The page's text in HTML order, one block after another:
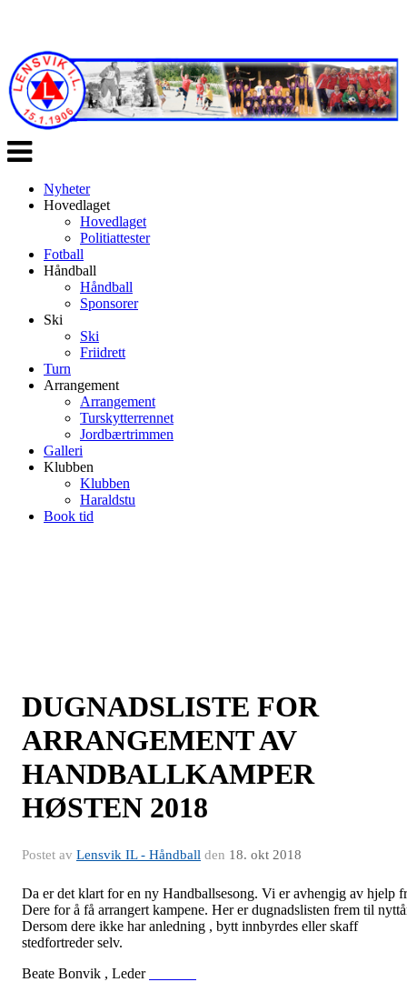
Veksle
navigasjon
Nyheter
Hovedlaget
Hovedlaget
Politiattester
Fotball
Håndball
Håndball
Sponsorer
Ski
Ski
Friidrett
Turn
Arrangement
Arrangement
Turskytterrennet
Jordbærtrimmen
Galleri
Klubben
Klubben
Haraldstu
Book tid
DUGNADSLISTE FOR
ARRANGEMENT AV
HANDBALLKAMPER
HØSTEN 2018
Postet av Lensvik IL - Håndball den 18. okt 2018
Da er det klart for en ny Handballsesong. Vi er avhengig av hjelp
Dere for å få arrangert kampene. Her er dugnadslisten frem til
Dersom dere ikke har anledning , bytt innbyrdes eller skaff
stedfortreder selv.
Beate Bonvik , Leder